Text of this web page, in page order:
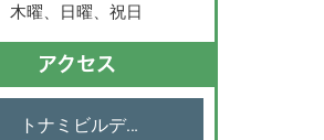
木曜、日曜、祝日
アクセス